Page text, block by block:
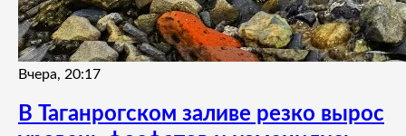
Вчера, 20:17
В Таганрогском заливе резко вырос